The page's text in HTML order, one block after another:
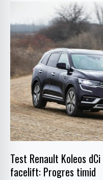
Test Renault Koleos
facelift: Progres timid
Renault
Koleos
dCi
190
Tronic
All
Mode
4x4i
facelift:
timid